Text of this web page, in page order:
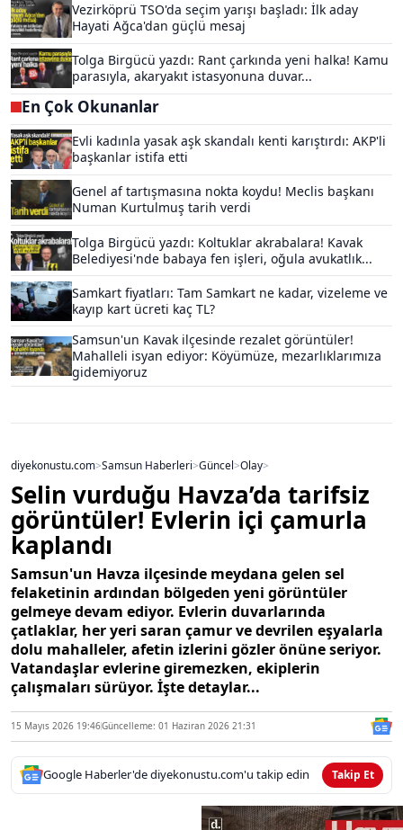
Vezirköprü TSO'da seçim yarışı başladı: İlk aday
Hayati Ağca'dan güçlü mesaj
Tolga Birgücü yazdı: Rant çarkında yeni halka! Kamu
parasıyla, akaryakıt istasyonuna duvar...
En Çok Okunanlar
Evli kadınla yasak aşk skandalı kenti karıştırdı: AKP'li
başkanlar istifa etti
Genel af tartışmasına nokta koydu! Meclis başkanı
Numan Kurtulmuş tarih verdi
Tolga Birgücü yazdı: Koltuklar akrabalara! Kavak
Belediyesi'nde babaya fen işleri, oğula avukatlık...
Samkart fiyatları: Tam Samkart ne kadar, vizeleme ve
kayıp kart ücreti kaç TL?
Samsun'un Kavak ilçesinde rezalet görüntüler!
Mahalleli isyan ediyor: Köyümüze, mezarlıklarımıza
gidemiyoruz
diyekonustu.com>Samsun Haberleri>Güncel>Olay>
Selin vurduğu Havza’da tarifsiz
görüntüler! Evlerin içi çamurla
kaplandı
Samsun'un Havza ilçesinde meydana gelen sel
felaketinin ardından bölgeden yeni görüntüler
gelmeye devam ediyor. Evlerin duvarlarında
çatlaklar, her yeri saran çamur ve devrilen eşyalarla
dolu mahalleler, afetin izlerini gözler önüne seriyor.
Vatandaşlar evlerine giremezken, ekiplerin
çalışmaları sürüyor. İşte detaylar...
15 Mayıs 2026 19:46Güncelleme: 01 Haziran 2026 21:31
Google Haberler'de diyekonustu.com'u takip edin Takip Et